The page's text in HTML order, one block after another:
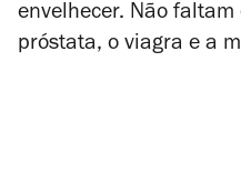
envelhecer. Não faltam
próstata, o viagra e a